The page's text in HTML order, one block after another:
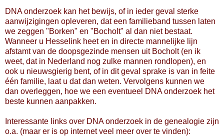
DNA onderzoek kan het bewijs, of in ieder geval sterke
aanwijzigingen opleveren, dat een familieband tussen laten
we zeggen "Borken" en "Bocholt" al dan niet bestaat.
Wanneer u Hesselink heet en in directe mannelijke lijn
afstamt van de doopsgezinde mensen uit Bocholt (en ik
weet, dat in Nederland nog zulke mannen rondlopen), en
ook u nieuwsgierig bent, of in dit geval sprake is van in feite
één familie, laat u dat dan weten. Vervolgens kunnen we
dan overleggen, hoe we een eventueel DNA onderzoek het
beste kunnen aanpakken.
Interessante links over DNA onderzoek in de genealogie zijn
o.a. (maar er is op internet veel meer over te vinden):